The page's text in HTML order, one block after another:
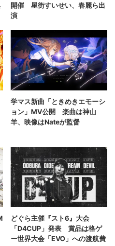
開催 星街すいせい、春麗ら出
演
学マス新曲「ときめきエモーシ
ョン」MV公開 楽曲は神山
羊、映像はNateが監督
どぐら主催『スト6』大会
「D4CUP」発表 賞品は格ゲ
ー世界大会「EVO」への渡航費